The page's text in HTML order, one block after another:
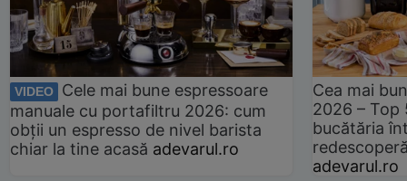
VIDEO
Cele mai bune espressoare
manuale cu portafiltru 2026: cum
obții un espresso de nivel barista
chiar la tine acasă adevarul.ro
Cea mai
2026 –
bucătăria
adevarul.ro